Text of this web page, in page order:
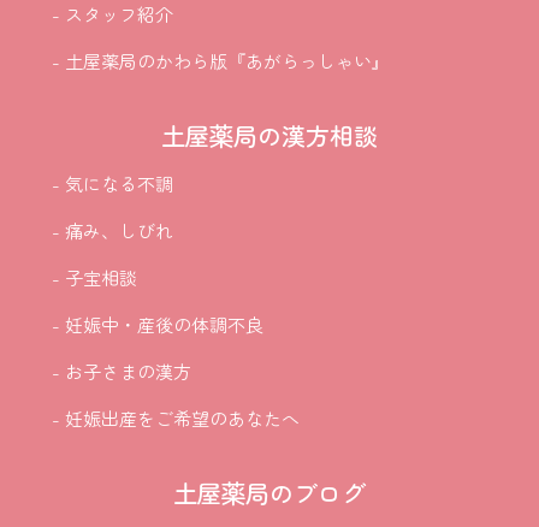
- スタッフ紹介
- 土屋薬局のかわら版『あがらっしゃい』
土屋薬局の漢方相談
- 気になる不調
- 痛み、しびれ
- 子宝相談
- 妊娠中・産後の体調不良
- お子さまの漢方
- 妊娠出産をご希望のあなたへ
土屋薬局のブログ